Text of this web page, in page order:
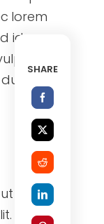
lorem
id eros
tortor
Nunc
SHARE